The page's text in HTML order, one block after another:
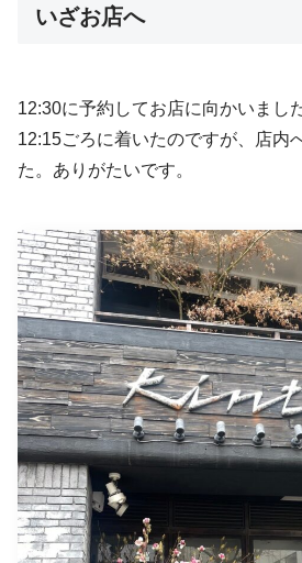
いざお店へ
12:30に予約してお店に向かいまし
12:15ごろに着いたのですが、店内
た。ありがたいです。